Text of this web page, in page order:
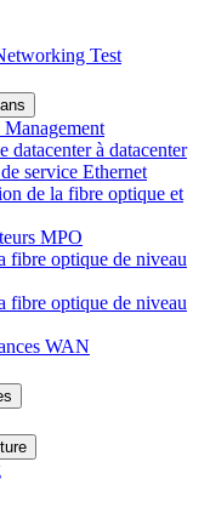
Test
datacenter à datacenter
service Ethernet
de la fibre optique et
MPO
fibre optique de niveau
fibre optique de niveau
WAN